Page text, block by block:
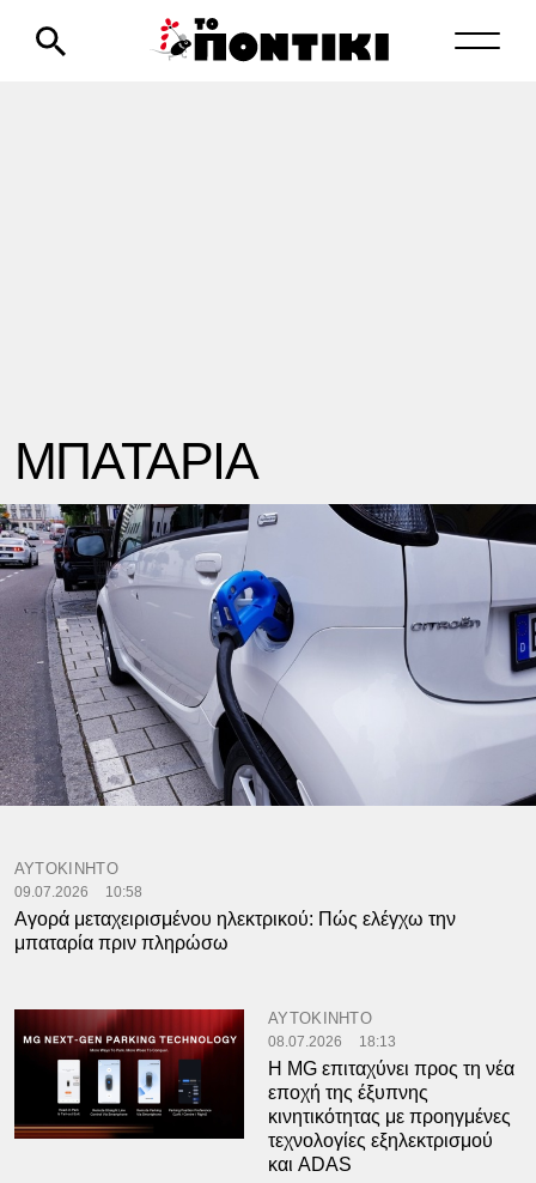
ΜΠΑΤΑΡΙΑ
ΑΥΤΟΚΙΝΗΤΟ
09.07.2026 10:58
Αγορά μεταχειρισμένου ηλεκτρικού: Πώς ελέγχω την
μπαταρία πριν πληρώσω
ΑΥΤΟΚΙΝΗΤΟ
08.07.2026 18:13
Η MG επιταχύνει προς τη νέα
εποχή της έξυπνης
κινητικότητας με προηγμένες
τεχνολογίες εξηλεκτρισμού
και ADAS